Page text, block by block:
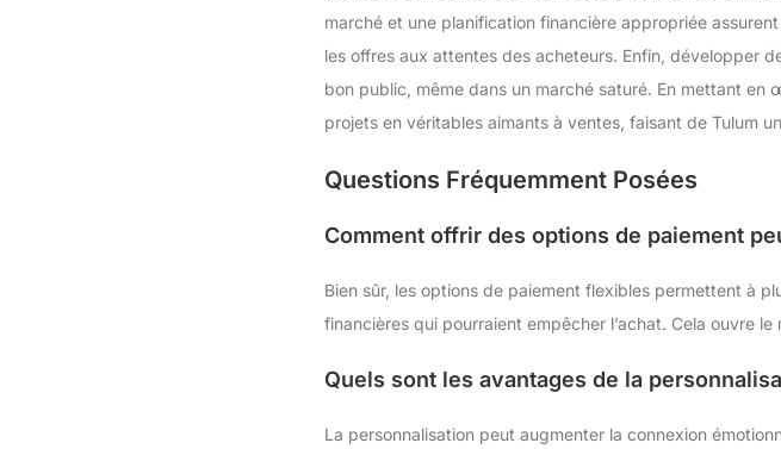
marché et une planification financière appropriée
les offres aux attentes des acheteurs. Enfin, développer
bon public, même dans un marché saturé. En mettant
projets en véritables aimants à ventes, faisant de Tulum
Questions Fréquemment Posées
Comment offrir des options de paiement
Bien sûr, les options de paiement flexibles permettent à
financières qui pourraient empêcher l’achat. Cela ouvre
Quels sont les avantages de la
La personnalisation peut augmenter la connexion